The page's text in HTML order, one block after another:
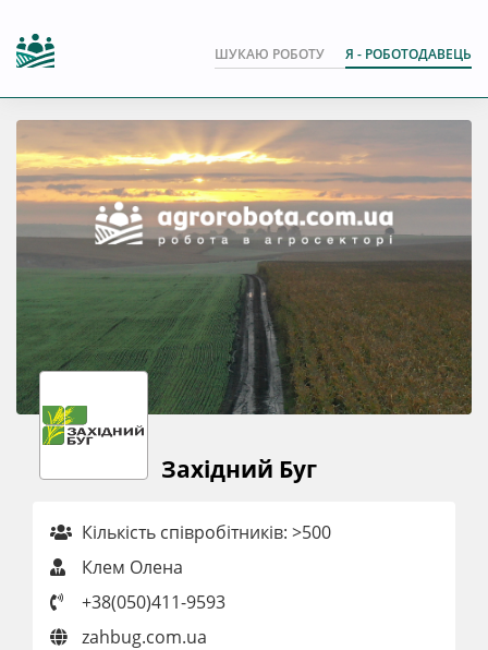
ШУКАЮ РОБОТУ Я - РОБОТОДАВЕЦЬ
Західний Буг
Кількість співробітників: >500
Клем Олена
+38(050)411-9593
zahbug.com.ua